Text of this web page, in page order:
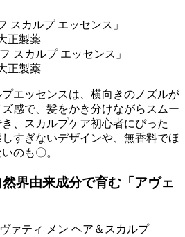
スカルプ エッセンス」
正製薬
エッセンスは、横向きのノズルが
感で、髪をかき分けながらスムー
、スカルプケア初心者にぴった
すぎないデザインや、無香料でほ
のも〇。
界由来成分で育む「アヴェ